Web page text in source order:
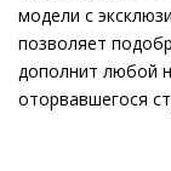
модели с
позволяет
дополнит любой
оторвавшегося